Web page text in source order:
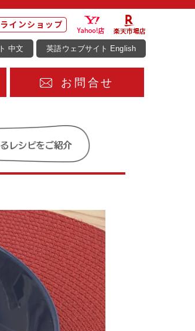
中文 英語ウェブサイト English
お問合せ